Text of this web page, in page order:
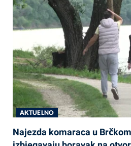
AKTUELNO
Najezda komaraca u